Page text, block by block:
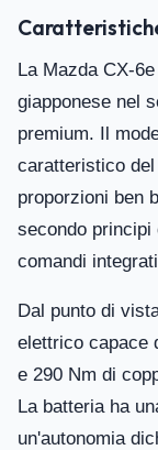
La Mazda CX-
giapponese nel
premium. Il
caratteristico
proporzioni ben
secondo principi
comandi
Dal punto di
elettrico capace
e 290 Nm di
La batteria ha
un'autonomia